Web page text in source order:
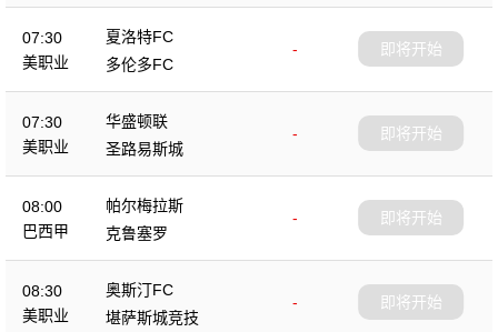
07:30
美职业
夏洛特FC
-
多伦多FC
即将开始
07:30
美职业
华盛顿联
-
圣路易斯城
即将开始
08:00
巴西甲
帕尔梅拉斯
-
克鲁塞罗
即将开始
08:30
美职业
奥斯汀FC
-
堪萨斯城竞技
即将开始